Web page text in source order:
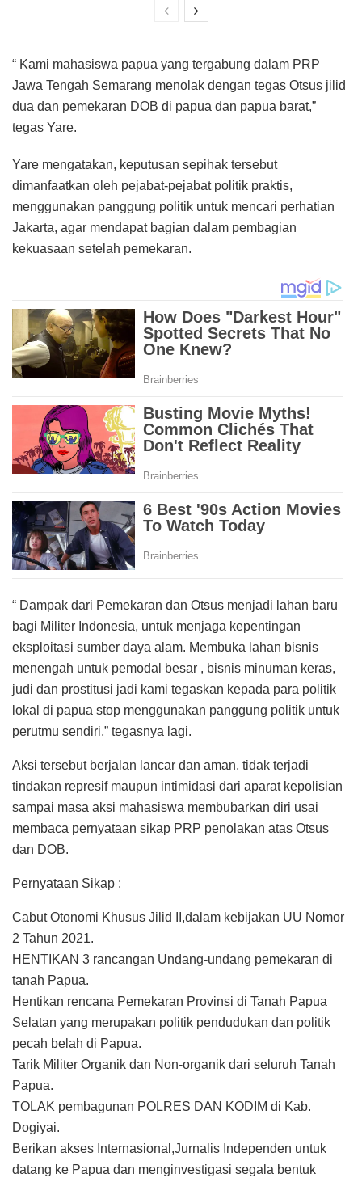
“ Kami mahasiswa papua yang tergabung dalam PRP
Jawa Tengah Semarang menolak dengan tegas Otsus jilid
dua dan pemekaran DOB di papua dan papua barat,”
tegas Yare.
Yare mengatakan, keputusan sepihak tersebut
dimanfaatkan oleh pejabat-pejabat politik praktis,
menggunakan panggung politik untuk mencari perhatian
Jakarta, agar mendapat bagian dalam pembagian
kekuasaan setelah pemekaran.
“ Dampak dari Pemekaran dan Otsus menjadi lahan baru
bagi Militer Indonesia, untuk menjaga kepentingan
eksploitasi sumber daya alam. Membuka lahan bisnis
menengah untuk pemodal besar , bisnis minuman keras,
judi dan prostitusi jadi kami tegaskan kepada para politik
lokal di papua stop menggunakan panggung politik untuk
perutmu sendiri,” tegasnya lagi.
Aksi tersebut berjalan lancar dan aman, tidak terjadi
tindakan represif maupun intimidasi dari aparat kepolisian
sampai masa aksi mahasiswa membubarkan diri usai
membaca pernyataan sikap PRP penolakan atas Otsus
dan DOB.
Pernyataan Sikap :
Cabut Otonomi Khusus Jilid II,dalam kebijakan UU Nomor
2 Tahun 2021.
HENTIKAN 3 rancangan Undang-undang pemekaran di
tanah Papua.
Hentikan rencana Pemekaran Provinsi di Tanah Papua
Selatan yang merupakan politik pendudukan dan politik
pecah belah di Papua.
Tarik Militer Organik dan Non-organik dari seluruh Tanah
Papua.
TOLAK pembagunan POLRES DAN KODIM di Kab.
Dogiyai.
Berikan akses Internasional,Jurnalis Independen untuk
datang ke Papua dan menginvestigasi segala bentuk